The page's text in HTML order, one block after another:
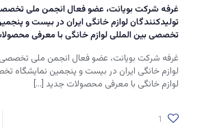
غرفه شرکت بویانت، عضو فعال انجمن ملی
تولیدکنندگان لوازم خانگی ایران در بیست و
تخصصی بین المللی لوازم خانگی با معرفی
غرفه شرکت بویانت، عضو فعال انجمن ملی تخصصی
لوازم خانگی ایران در بیست و پنجمین نمایشگاه
لوازم خانگی با معرفی محصولات جدید […]
1